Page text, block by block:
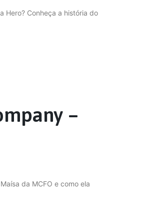
Hero? Conheça a história do
–
da MCFO e como ela